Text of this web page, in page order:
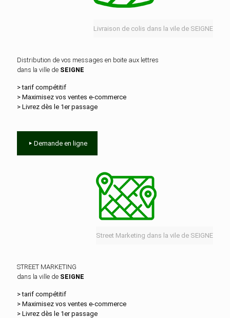
Livraison de colis dans la vile de SEIGNE
Distribution de vos messages en boite aux lettres
dans la ville de SEIGNE
> tarif compétitif
> Maximisez vos ventes e‑commerce
> Livrez dès le 1er passage
Demande en ligne
Street Marketing dans la vile de SEIGNE
STREET MARKETING
dans la ville de SEIGNE
> tarif compétitif
> Maximisez vos ventes e‑commerce
> Livrez dès le 1er passage